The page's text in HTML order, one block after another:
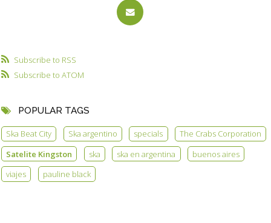
Subscribe to RSS
Subscribe to ATOM
POPULAR TAGS
Ska Beat City Ska argentino specials
The Crabs Corporation
Satelite Kingston
ska ska en argentina
buenos aires
viajes
pauline black